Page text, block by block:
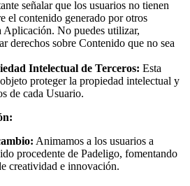
señalar que los usuarios no tienen
el contenido generado por otros
Aplicación. No puedes utilizar,
derechos sobre Contenido que no sea
Intelectual de Terceros: Esta
proteger la propiedad intelectual y
de cada Usuario.
Animamos a los usuarios a
procedente de Padeligo, fomentando
creatividad e innovación.